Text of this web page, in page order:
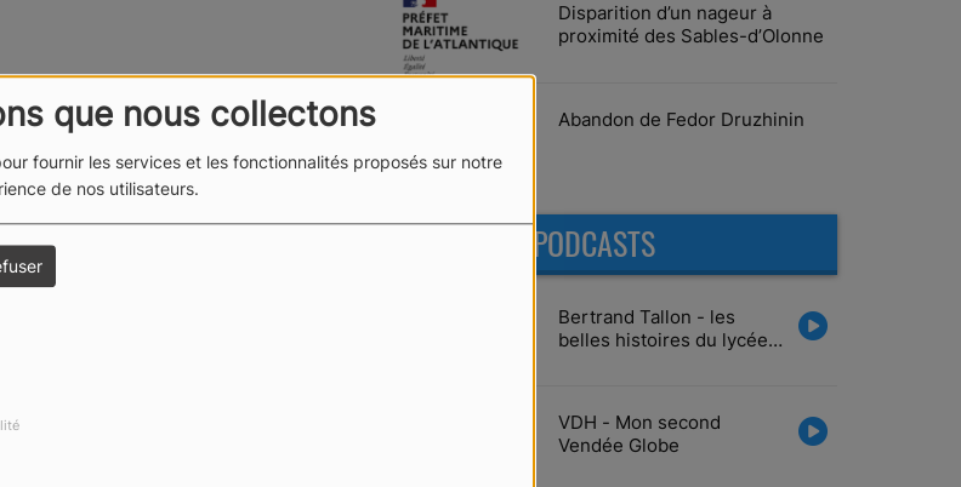
que nous collectons
fournir les services et les fonctionnalités proposés sur notre
de nos utilisateurs.
Disparition d’un nageur à
proximité des Sables-d’Olonne
Abandon de Fedor Druzhinin
DERNIERS PODCASTS
Bertrand Tallon - les
belles histoires du lycée
VDH - Mon second
Vendée Globe